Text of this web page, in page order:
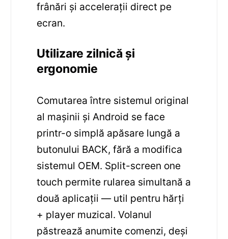
frânări și accelerații direct pe
ecran.
Utilizare zilnică și
ergonomie
Comutarea între sistemul original
al mașinii și Android se face
printr-o simplă apăsare lungă a
butonului BACK, fără a modifica
sistemul OEM. Split-screen one
touch permite rularea simultană a
două aplicații — util pentru hărți
+ player muzical. Volanul
păstrează anumite comenzi, deși